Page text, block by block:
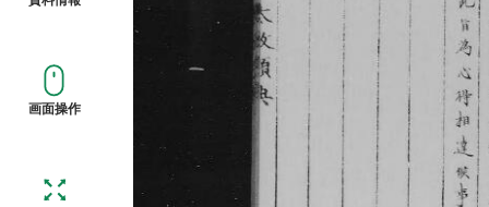
画面操作